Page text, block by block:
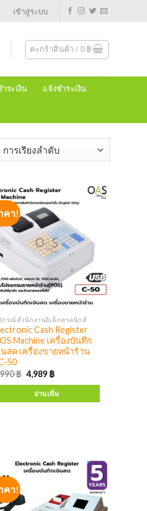
เข้าสู่ระบบ
ตะกร้าสินค้า / 0฿
ระเงิน แจ้งชำระเงิน
คา!
กรณ์สำนักงานอิเล็กทรอนิกส์
Cash Register
Machine เครื่องบันทึก
นสด เครื่องขายหน้าร้าน
50
฿ 4,989 ฿
อ่านเพิ่ม
คา!